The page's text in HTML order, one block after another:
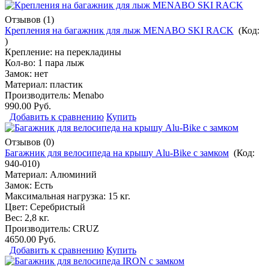
Отзывов (1)
Крепления на багажник для лыж MENABO SKI RACK (Код:
)
Крепление: на перекладины
Кол-во: 1 пара лыж
Замок: нет
Материал: пластик
Производитель: Menabo
990.00 Руб.
Добавить к сравнению Купить
Отзывов (0)
Багажник для велосипеда на крышу Alu-Bike с замком (Код:
940-010)
Материал: Алюминий
Замок: Есть
Максимальная нагрузка: 15 кг.
Цвет: Серебристый
Вес: 2,8 кг.
Производитель: CRUZ
4650.00 Руб.
Добавить к сравнению Купить